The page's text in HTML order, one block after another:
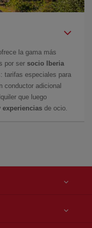
la gama más
por ser socio Iberia
tarifas especiales para
conductor adicional
que luego
experiencias de ocio.